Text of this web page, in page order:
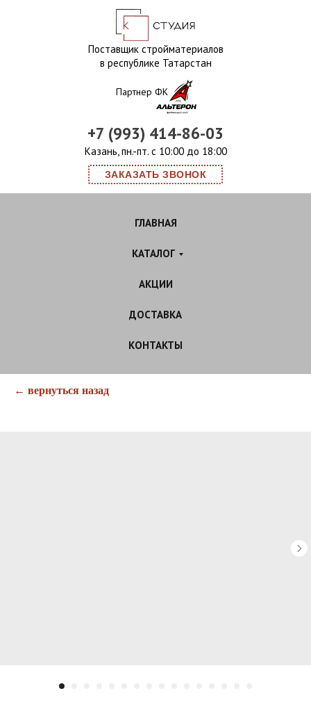
Поставщик стройматериалов
в республике Татарстан
+7 (993) 414-86-03
Казань, пн.-пт. с 10:00 до 18:00
ЗАКАЗАТЬ ЗВОНОК
Партнер ФК
ГЛАВНАЯ
КАТАЛОГ
АКЦИИ
ДОСТАВКА
КОНТАКТЫ
← вернуться назад